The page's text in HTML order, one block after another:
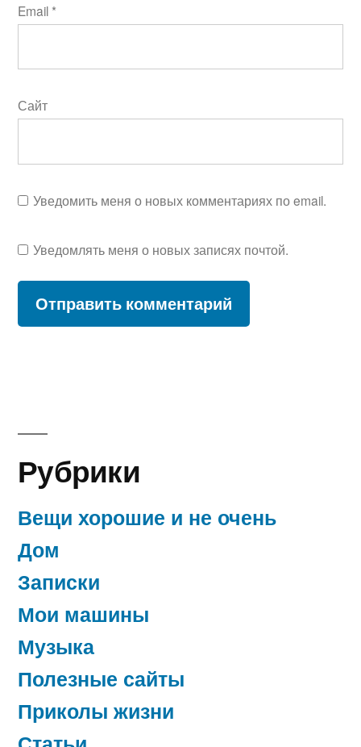
Email *
Сайт
Уведомить меня о новых комментариях по email.
Уведомлять меня о новых записях почтой.
Рубрики
Вещи хорошие и не очень
Дом
Записки
Мои машины
Музыка
Полезные сайты
Приколы жизни